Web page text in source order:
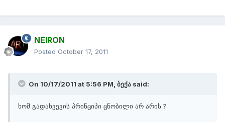
NEIRON
Posted October 17, 2011
On 10/17/2011 at 5:56 PM, ბექა said:
ხომ გადახვევის პრინციპი ცნობილი არ არის ?